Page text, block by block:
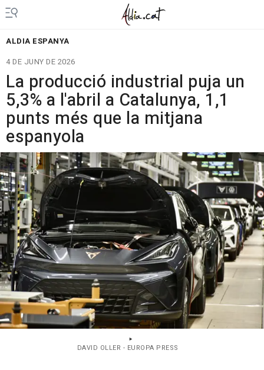
ALDIA ESPANYA
4 DE JUNY DE 2026
La producció industrial puja un
5,3% a l'abril a Catalunya, 1,1
punts més que la mitjana
espanyola
DAVID OLLER - EUROPA PRESS